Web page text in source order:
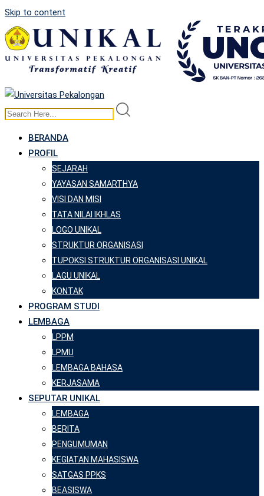
Skip to content
BERANDA
PROFIL
SEJARAH
YAYASAN SAMARTHYA
VISI DAN MISI
TATA NILAI IKHLAS
LOGO UNIKAL
STRUKTUR ORGANISASI
TUPOKSI STRUKTUR ORGANISASI UNIKAL
LAGU UNIKAL
KONTAK
PROGRAM STUDI
LEMBAGA
LPPM
LPMU
LEMBAGA BAHASA
KERJASAMA
SEPUTAR UNIKAL
LEMBAGA
BERITA
PENGUMUMAN
KEGIATAN MAHASISWA
SATGAS PPKS
BEASISWA